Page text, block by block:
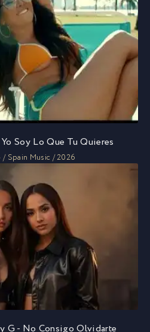
Soy Lo Que Tu Quieres
/ Spain Music / 2026
G - No Consigo Olvidarte